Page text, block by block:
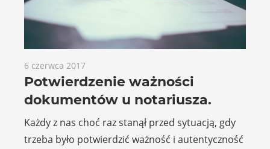
6 czerwca 2017
Potwierdzenie ważności
dokumentów u notariusza.
Każdy z nas choć raz stanął przed sytuacją, gdy
trzeba było potwierdzić ważność i autentyczność